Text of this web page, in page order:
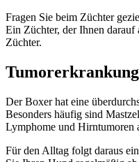
Fragen Sie beim Züchter
Ein Züchter, der Ihnen darauf
Züchter.
Der Boxer hat eine
Besonders häufig sind
Lymphome und Hirntumoren
Für den Alltag folgt daraus